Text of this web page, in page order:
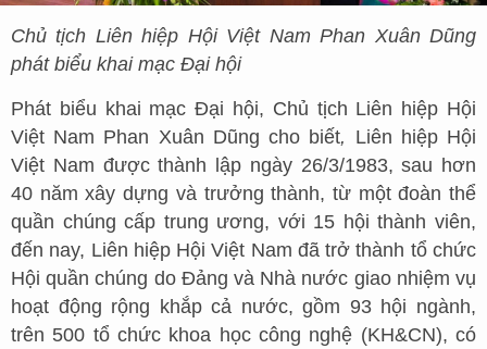
Chủ tịch Liên hiệp Hội Việt Nam Phan Xuân Dũng
phát biểu khai mạc Đại hội
Phát biểu khai mạc Đại hội, Chủ tịch Liên hiệp Hội
Việt Nam Phan Xuân Dũng cho biết, Liên hiệp Hội
Việt Nam được thành lập ngày 26/3/1983, sau hơn
40 năm xây dựng và trưởng thành, từ một đoàn thể
quần chúng cấp trung ương, với 15 hội thành viên,
đến nay, Liên hiệp Hội Việt Nam đã trở thành tổ chức
Hội quần chúng do Đảng và Nhà nước giao nhiệm vụ
hoạt động rộng khắp cả nước, gồm 93 hội ngành,
trên 500 tổ chức khoa học công nghệ (KH&CN), có